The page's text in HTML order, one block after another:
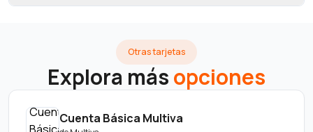
Otras tarjetas
Explora másopciones
Cuenta Básica Multiva